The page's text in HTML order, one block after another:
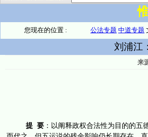
您现在的位置 : 公法专题 中道专题
刘浦江
来
提 要：以阐释政权合法性为目的的五